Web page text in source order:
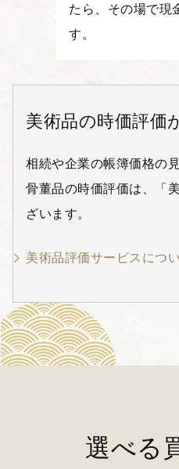
たら、その場で現
す。
美術品の時価評価
相続や企業の帳簿価格の
骨董品の時価評価は、「
ざいます。
美術品評価サービスにつ
選べる